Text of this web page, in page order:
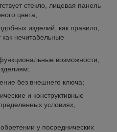
стекло, лицевая панель
цвета;
изделий, как правило,
как нечитабельные
возможности,
без внешнего ключа;
и конструктивные
условиях,
у посреднических